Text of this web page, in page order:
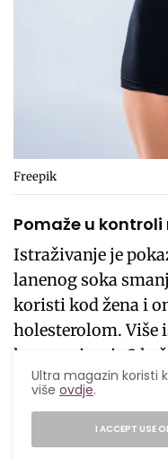
Freepik
Pomaže u
Istraživanje je
lanenog soka
koristi kod žena i
holesterolom. Više
konzumiranje 3
tokom tri
holesterol za 20%
Ultra magazin koristi
višeovdje.
I ACCEPT USE